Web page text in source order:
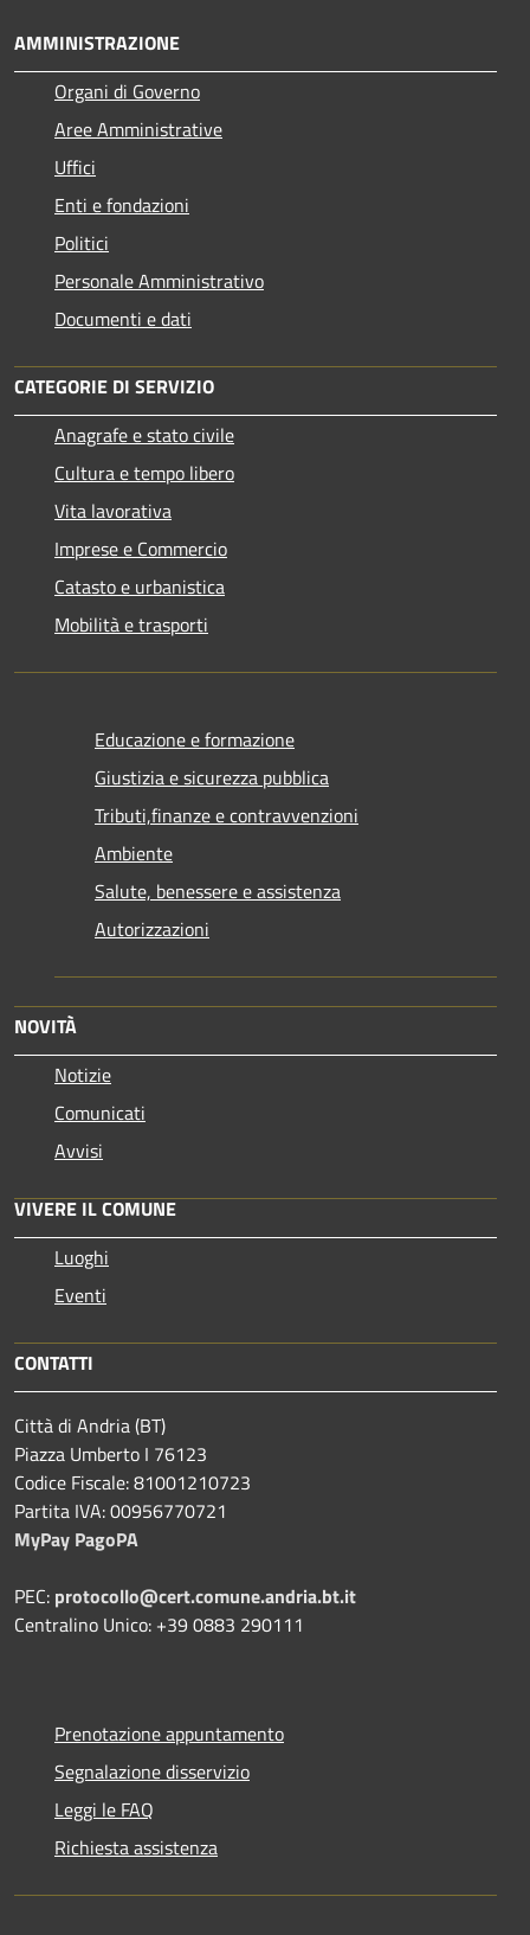
AMMINISTRAZIONE
Organi di Governo
Aree Amministrative
Uffici
Enti e fondazioni
Politici
Personale Amministrativo
Documenti e dati
CATEGORIE DI SERVIZIO
Anagrafe e stato civile
Cultura e tempo libero
Vita lavorativa
Imprese e Commercio
Catasto e urbanistica
Mobilità e trasporti
Educazione e formazione
Giustizia e sicurezza pubblica
Tributi,finanze e contravvenzioni
Ambiente
Salute, benessere e assistenza
Autorizzazioni
NOVITÀ
Notizie
Comunicati
Avvisi
VIVERE IL COMUNE
Luoghi
Eventi
CONTATTI
Città di Andria (BT)
Piazza Umberto I 76123
Codice Fiscale: 81001210723
Partita IVA: 00956770721
MyPay PagoPA
PEC: protocollo@cert.comune.andria.bt.it
Centralino Unico: +39 0883 290111
Prenotazione appuntamento
Segnalazione disservizio
Leggi le FAQ
Richiesta assistenza